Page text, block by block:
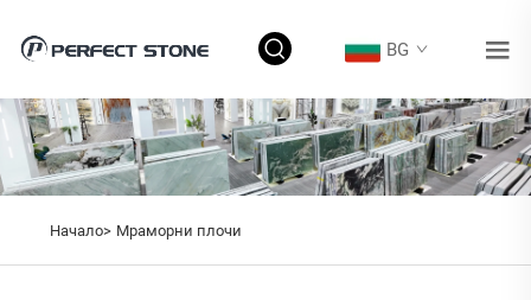
BG
Начало> Мраморни плочи